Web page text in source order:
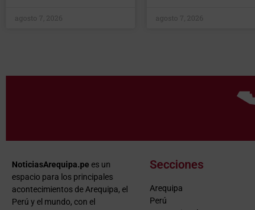
agosto 7, 2026 agosto 7, 2026
NoticiasArequipa.pe es un
espacio para los principales
acontecimientos de Arequipa, el
Perú y el mundo, con el
Secciones
Arequipa
Perú